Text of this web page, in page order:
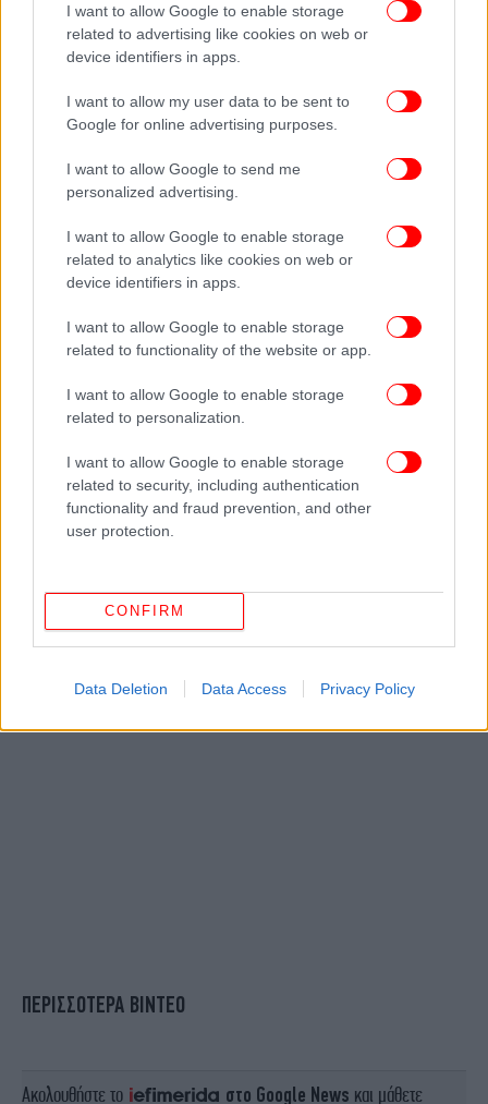
I want to allow Google to enable storage
related to advertising like cookies on web or
device identifiers in apps.
I want to allow my user data to be sent to
Google for online advertising purposes.
I want to allow Google to send me
personalized advertising.
I want to allow Google to enable storage
related to analytics like cookies on web or
device identifiers in apps.
I want to allow Google to enable storage
related to functionality of the website or app.
I want to allow Google to enable storage
related to personalization.
I want to allow Google to enable storage
related to security, including authentication
functionality and fraud prevention, and other
user protection.
CONFIRM
Data Deletion Data Access Privacy Policy
επιδοτήσεων, των μέτρων στήριξης των
νοικοκυριών και της εξάρτησης από τα ορυκτά
Αν η εφαρμογή των μέτρων καθυστερήσει, το ΔΝΤ
εκτιμά ότι το χρέος θα αυξανόταν επιπλέον κατά
0,8% έως 2% του ΑΕΠ ετησίως για κάθε χρόνο
καθυστέρησης.
ΟΛΕΣ ΟΙ ΕΙΔΗΣΕΙΣ
μυστικών υπηρεσιών -«Πιάστηκαν στον ύπνο»
Γαλλία: Εξαπλώνεται ο εφιάλτης των κοριών -Κλείνουν
συνεχώς σχολεία, φόβοι για πλήγμα στον τουρισμό
Η Ακρίτα «άδειασε» τον Κασσελάκη για το «θέλουμε
ΠΕΡΙΣΣΟΤΕΡΑ ΒΙΝΤΕΟ
Ακολουθήστε το στο Google News και μάθετε